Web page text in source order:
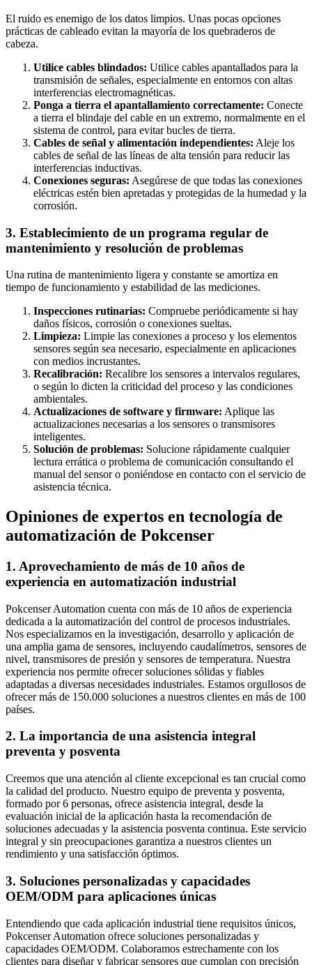
El ruido es enemigo de los datos limpios. Unas pocas opciones
prácticas de cableado evitan la mayoría de los quebraderos de
cabeza.
Utilice cables blindados: Utilice cables apantallados para la
transmisión de señales, especialmente en entornos con altas
interferencias electromagnéticas.
Ponga a tierra el apantallamiento correctamente: Conecte
a tierra el blindaje del cable en un extremo, normalmente en el
sistema de control, para evitar bucles de tierra.
Cables de señal y alimentación independientes: Aleje los
cables de señal de las líneas de alta tensión para reducir las
interferencias inductivas.
Conexiones seguras: Asegúrese de que todas las conexiones
eléctricas estén bien apretadas y protegidas de la humedad y la
corrosión.
3. Establecimiento de un programa regular de
mantenimiento y resolución de problemas
Una rutina de mantenimiento ligera y constante se amortiza en
tiempo de funcionamiento y estabilidad de las mediciones.
Inspecciones rutinarias: Compruebe periódicamente si hay
daños físicos, corrosión o conexiones sueltas.
Limpieza: Limpie las conexiones a proceso y los elementos
sensores según sea necesario, especialmente en aplicaciones
con medios incrustantes.
Recalibración: Recalibre los sensores a intervalos regulares,
o según lo dicten la criticidad del proceso y las condiciones
ambientales.
Actualizaciones de software y firmware: Aplique las
actualizaciones necesarias a los sensores o transmisores
inteligentes.
Solución de problemas: Solucione rápidamente cualquier
lectura errática o problema de comunicación consultando el
manual del sensor o poniéndose en contacto con el servicio de
asistencia técnica.
Opiniones de expertos en tecnología de
automatización de Pokcenser
1. Aprovechamiento de más de 10 años de
experiencia en automatización industrial
Pokcenser Automation cuenta con más de 10 años de experiencia
dedicada a la automatización del control de procesos industriales.
Nos especializamos en la investigación, desarrollo y aplicación de
una amplia gama de sensores, incluyendo caudalímetros, sensores de
nivel, transmisores de presión y sensores de temperatura. Nuestra
experiencia nos permite ofrecer soluciones sólidas y fiables
adaptadas a diversas necesidades industriales. Estamos orgullosos de
ofrecer más de 150.000 soluciones a nuestros clientes en más de 100
países.
2. La importancia de una asistencia integral
preventa y posventa
Creemos que una atención al cliente excepcional es tan crucial como
la calidad del producto. Nuestro equipo de preventa y posventa,
formado por 6 personas, ofrece asistencia integral, desde la
evaluación inicial de la aplicación hasta la recomendación de
soluciones adecuadas y la asistencia posventa continua. Este servicio
integral y sin preocupaciones garantiza a nuestros clientes un
rendimiento y una satisfacción óptimos.
3. Soluciones personalizadas y capacidades
OEM/ODM para aplicaciones únicas
Entendiendo que cada aplicación industrial tiene requisitos únicos,
Pokcenser Automation ofrece soluciones personalizadas y
capacidades OEM/ODM. Colaboramos estrechamente con los
clientes para diseñar y fabricar sensores que cumplan con precisión